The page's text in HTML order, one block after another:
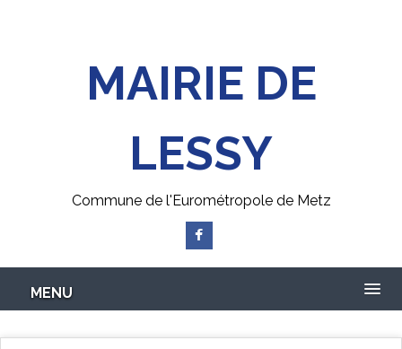
MAIRIE DE
LESSY
Commune de l'Eurométropole de Metz
MENU